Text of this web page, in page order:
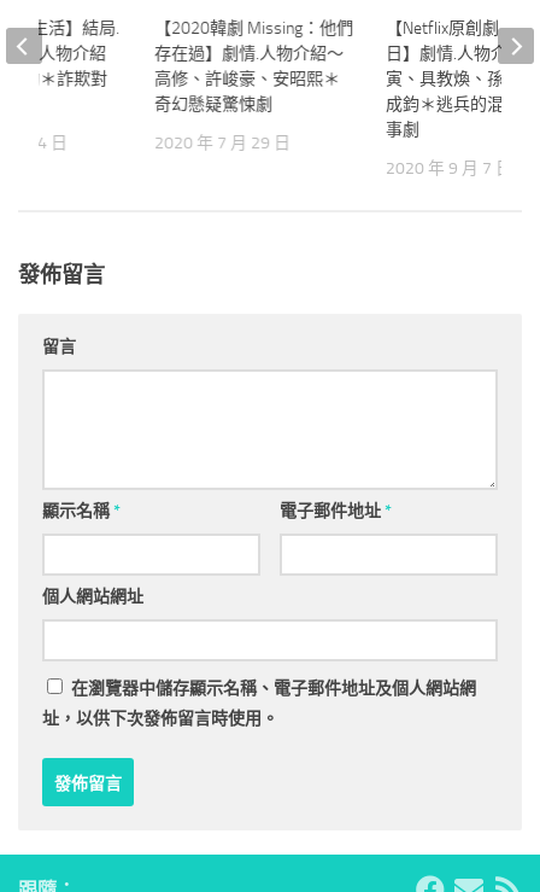
【2020韓劇 Missing：他們
存在過】劇情.人物介紹～
高修、許峻豪、安昭熙＊
奇幻懸疑驚悚劇
2020 年 7 月 29 日
【Netflix原創劇 DP
日】劇情.人物介紹
寅、具教煥、孫錫
成鈞＊逃兵的混亂
事劇
2020 年 9 月 7 日
私生活】結局.
16.人物介紹
庚杓＊詐欺對
月 14 日
發佈留言
留言
顯示名稱* 電子郵件地址*
個人網站網址
在瀏覽器中儲存顯示名稱、電子郵件地址及個人網站網
址，以供下次發佈留言時使用。